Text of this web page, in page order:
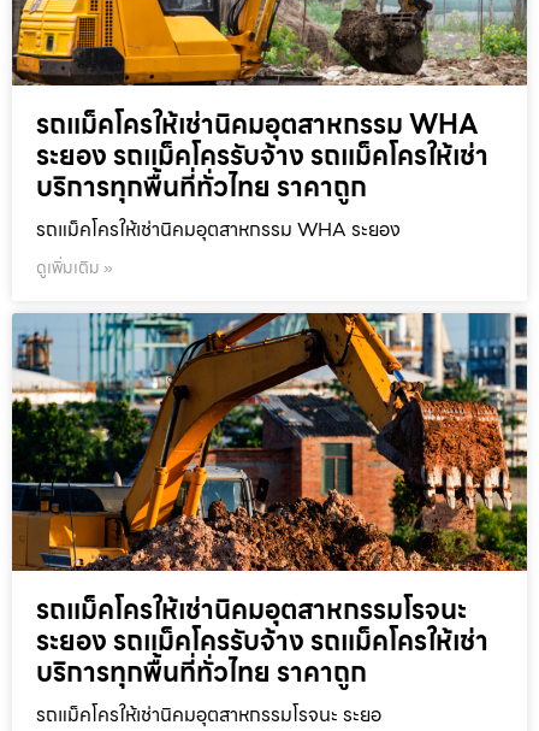
รถแม็คโครให้เช่านิคมอุตสาหกรรม WHA
ระยอง รถแม็คโครรับจ้าง รถแม็คโครให้เช่า
บริการทุกพื้นที่ทั่วไทย ราคาถูก
รถแม็คโครให้เช่านิคมอุตสาหกรรม WHA ระยอง
ดูเพิ่มเติม »
รถแม็คโครให้เช่านิคมอุตสาหกรรมโรจนะ
ระยอง รถแม็คโครรับจ้าง รถแม็คโครให้เช่า
บริการทุกพื้นที่ทั่วไทย ราคาถูก
รถแม็คโครให้เช่านิคมอุตสาหกรรมโรจนะ ระยอ